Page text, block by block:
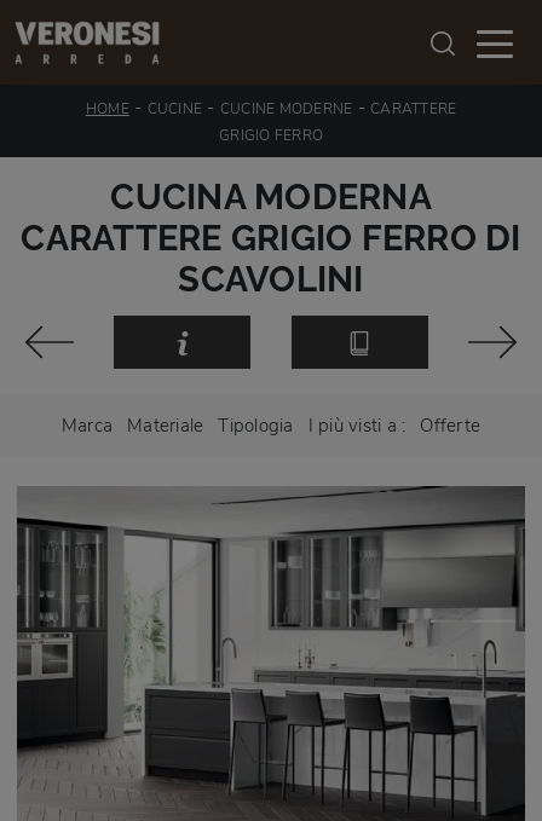
HOME - CUCINE - CUCINE MODERNE - CARATTERE
GRIGIO FERRO
CUCINA MODERNA
CARATTERE GRIGIO FERRO DI
SCAVOLINI
Marca Materiale Tipologia I più visti a : Offerte